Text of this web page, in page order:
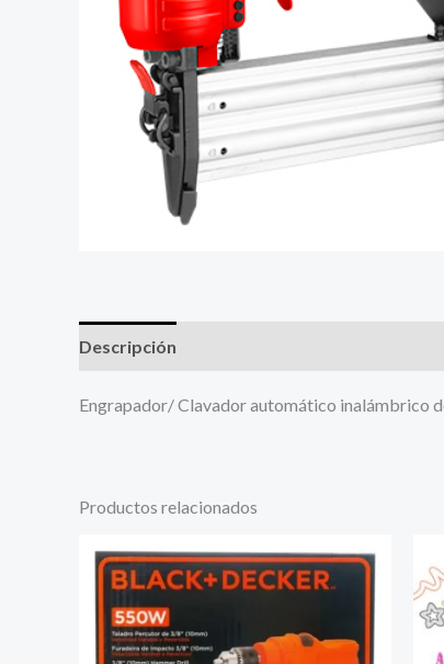
Descripción
Engrapador/ Clavador automático inalámbrico
Productos relacionados